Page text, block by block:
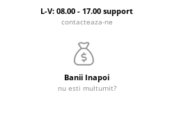
L-V: 08.00 - 17.00 support
contacteaza-ne
Banii Inapoi
nu esti multumit?